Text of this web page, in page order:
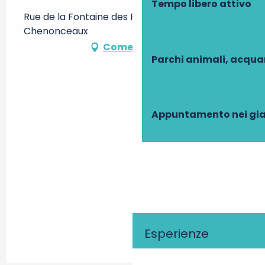
Tempo libero attivo
Parchi animali,
Appuntamento nei
Esperienze
Rue de la Fontaine des Prés, 37150
Chenonceaux
Come arrivare